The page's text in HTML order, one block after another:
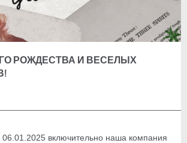
РОЖДЕСТВА И ВЕСЕЛЫХ
включительно наша компания